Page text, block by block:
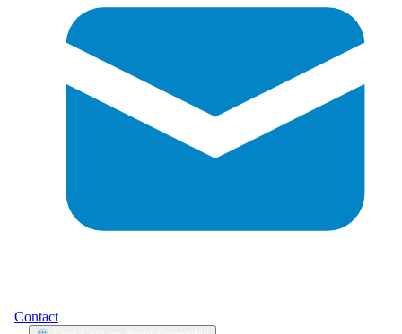
Contact